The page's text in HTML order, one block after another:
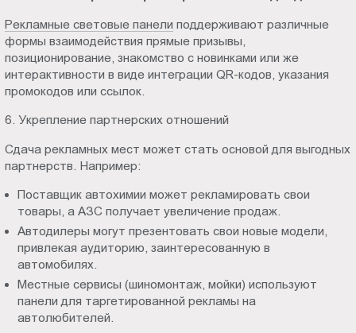
Рекламные световые панели поддерживают различные
формы взаимодействия прямые призывы,
позиционирование, знакомство с новинками или же
интерактивности в виде интеграции QR-кодов, указания
промокодов или ссылок.
6. Укрепление партнерских отношений
Сдача рекламных мест может стать основой для выгодных
партнерств. Например:
Поставщик автохимии может рекламировать свои
товары, а АЗС получает увеличение продаж.
Автодилеры могут презентовать свои новые модели,
привлекая аудиторию, заинтересованную в
автомобилях.
Местные сервисы (шиномонтаж, мойки) используют
панели для таргетированной рекламы на
автолюбителей.